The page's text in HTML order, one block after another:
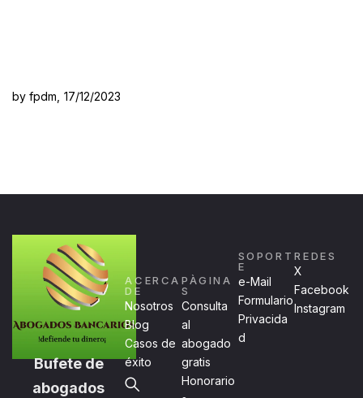
by fpdm, 17/12/2023
Bufete de
abogados
ACERCA
DE
Nosotros
Blog
Casos de
éxito
PÀGINA
S
Consulta
al
abogado
gratis
Honorario
SOPORT
E
e-Mail
Formulario
Privacida
d
REDES
X
Facebook
Instagram